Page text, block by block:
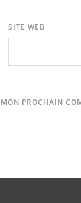
SITE WEB
PROCHAIN